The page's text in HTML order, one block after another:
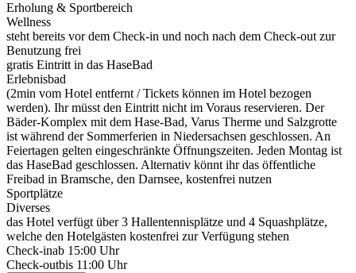
Erholung & Sportbereich
Wellness
steht bereits vor dem Check-in und noch nach dem Check-out zur
Benutzung frei
gratis Eintritt in das HaseBad
Erlebnisbad
(2min vom Hotel entfernt / Tickets können im Hotel bezogen
werden). Ihr müsst den Eintritt nicht im Voraus reservieren. Der
Bäder-Komplex mit dem Hase-Bad, Varus Therme und Salzgrotte
ist während der Sommerferien in Niedersachsen geschlossen. An
Feiertagen gelten eingeschränkte Öffnungszeiten. Jeden Montag ist
das HaseBad geschlossen. Alternativ könnt ihr das öffentliche
Freibad in Bramsche, den Darnsee, kostenfrei nutzen
Sportplätze
Diverses
das Hotel verfügt über 3 Hallentennisplätze und 4 Squashplätze,
welche den Hotelgästen kostenfrei zur Verfügung stehen
Check-inab 15:00 Uhr
Check-outbis 11:00 Uhr